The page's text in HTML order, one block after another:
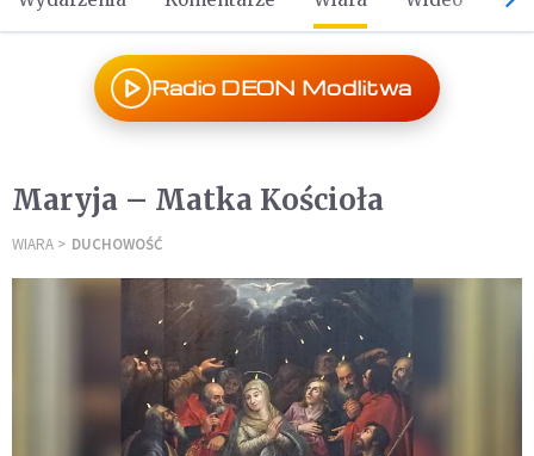
Radio DEON Modlitwa
Maryja – Matka Kościoła
WIARA DUCHOWOŚĆ